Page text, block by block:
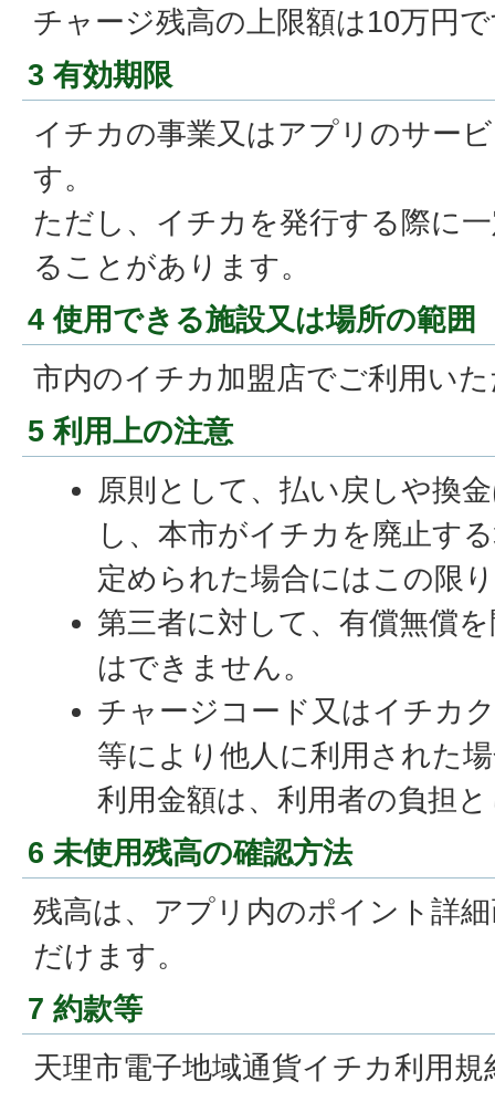
チャージ残高の上限額は10万円
3 有効期限
イチカの事業又はアプリのサー
す。
ただし、イチカを発行する際に
ることがあります。
4 使用できる施設又は場所の範囲
市内のイチカ加盟店でご利用い
5 利用上の注意
原則として、払い戻しや換
し、本市がイチカを廃止す
定められた場合にはこの限
第三者に対して、有償無償
はできません。
チャージコード又はイチカ
等により他人に利用された
利用金額は、利用者の負担
6 未使用残高の確認方法
残高は、アプリ内のポイント詳
だけます。
7 約款等
天理市電子地域通貨イチカ利用